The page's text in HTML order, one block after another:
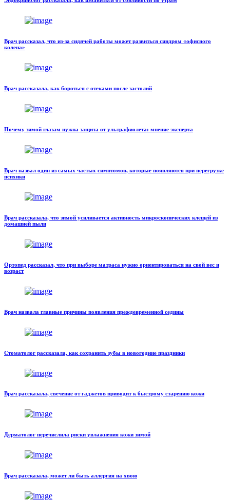
Врач рассказал, что из-за сидячей работы может развиться синдром «офисного
колена»
Врач рассказала, как бороться с отеками после застолий
Почему зимой глазам нужна защита от ультрафиолета: мнение эксперта
Врач назвал один из самых частых симптомов, которые появляются при перегрузке
психики
Врач рассказала, что зимой усиливается активность микроскопических клещей из
домашней пыли
Ортопед рассказал, что при выборе матраса нужно ориентироваться на свой вес и
возраст
Врач назвала главные причины появления преждевременной седины
Стоматолог рассказала, как сохранить зубы в новогодние праздники
Врач рассказала, свечение от гаджетов приводит к быстрому старению кожи
Дерматолог перечислила риски увлажнения кожи зимой
Врач рассказала, может ли быть аллергия на хвою